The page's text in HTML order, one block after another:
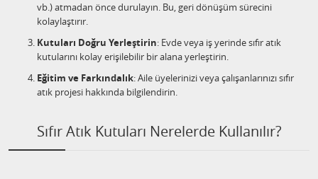
vb.) atmadan önce durulayın. Bu, geri dönüşüm sürecini
kolaylaştırır.
Kutuları Doğru Yerleştirin: Evde veya iş yerinde sıfır atık
kutularını kolay erişilebilir bir alana yerleştirin.
Eğitim ve Farkındalık: Aile üyelerinizi veya çalışanlarınızı sıfır
atık projesi hakkında bilgilendirin.
Sıfır Atık Kutuları Nerelerde Kullanılır?